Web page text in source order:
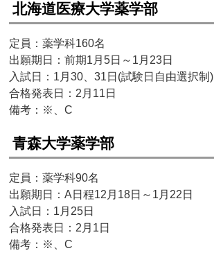
北海道医療大学薬学部
定員：薬学科160名
出願期日：前期1月5日～1月23日
入試日：1月30、31日(試験日自由選択制)
合格発表日：2月11日
備考：※、C
青森大学薬学部
定員：薬学科90名
出願期日：A日程12月18日～1月22日
入試日：1月25日
合格発表日：2月1日
備考：※、C